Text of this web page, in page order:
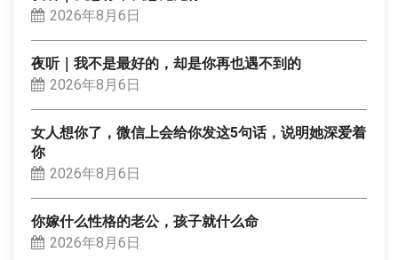
2026年8月6日
夜听｜我不是最好的，却是你再也遇不到的
2026年8月6日
女人想你了，微信上会给你发这5句话，说明她深爱着
你
2026年8月6日
你嫁什么性格的老公，孩子就什么命
2026年8月6日